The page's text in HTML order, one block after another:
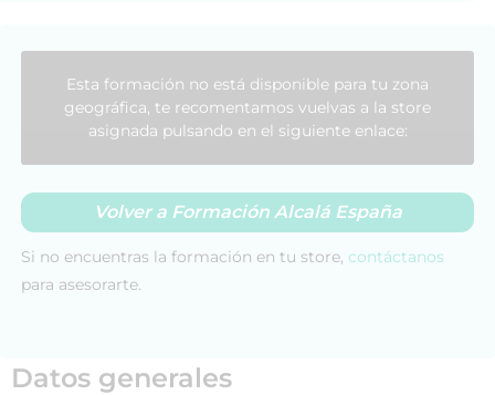
Datos generales
Esta formación no está disponible para tu zona
geográfica, te recomentamos vuelvas a la store
asignada pulsando en el siguiente enlace:
Volver a Formación Alcalá España
Si no encuentras la formación en tu store, contáctanos
para asesorarte.